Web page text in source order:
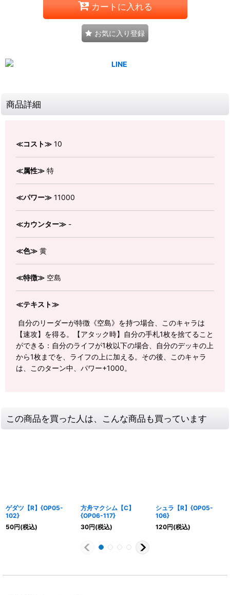
カートに入れる
お気に入り登録
商品詳細
≪コスト≫ 10
≪属性≫ 特
≪パワー≫ 11000
≪カウンター≫ -
≪色≫ 黄
≪特徴≫ 空島
≪テキスト≫
自分のリーダーが特徴《空島》を持つ場合、このキャラは
【速攻】を得る。【アタック時】自分の手札1枚を捨てること
ができる：自分のライフが1枚以下の場合、自分のデッキの上
から1枚までを、ライフの上に加える。その後、このキャラ
は、このターン中、パワー+1000。
この商品を買った人は、こんな商品も買っています
ゲダツ【R】{OP05-
102}
50円(税込)
方舟マクシム【C】
{OP06-117}
30円(税込)
シュラ【R】{OP05-
106}
120円(税込)